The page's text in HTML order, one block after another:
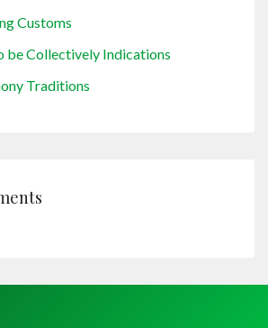
Customs
be Collectively Indications
Traditions